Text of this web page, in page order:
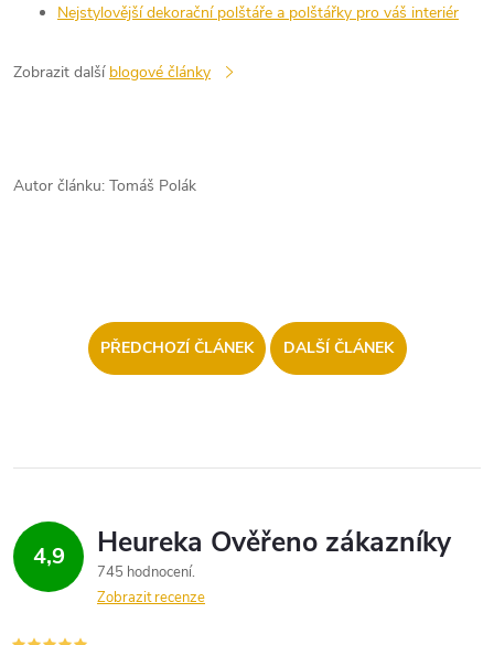
Nejstylovější dekorační polštáře a polštářky pro váš interiér
Zobrazit další blogové články
Autor článku: Tomáš Polák
PŘEDCHOZÍ ČLÁNEK DALŠÍ ČLÁNEK
4,9
745 hodnocení
Zobrazit recenze